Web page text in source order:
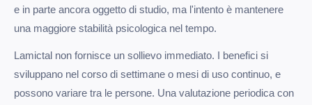
e in parte ancora oggetto di studio, ma l'intento è mantenere
una maggiore stabilità psicologica nel tempo.
Lamictal non fornisce un sollievo immediato. I benefici si
sviluppano nel corso di settimane o mesi di uso continuo, e
possono variare tra le persone. Una valutazione periodica con